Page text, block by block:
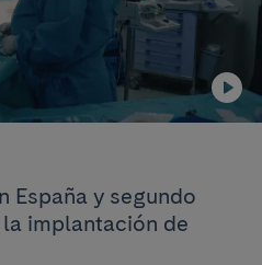
España y segundo
implantación de